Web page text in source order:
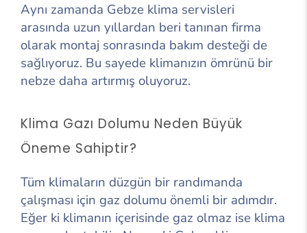
Aynı zamanda Gebze klima servisleri
arasında uzun yıllardan beri tanınan firma
olarak montaj sonrasında bakım desteği de
sağlıyoruz. Bu sayede klimanızın ömrünü bir
nebze daha artırmış oluyoruz.
Klima Gazı Dolumu Neden Büyük
Öneme Sahiptir?
Tüm klimaların düzgün bir randımanda
çalışması için gaz dolumu önemli bir adımdır.
Eğer ki klimanın içerisinde gaz olmaz ise klima